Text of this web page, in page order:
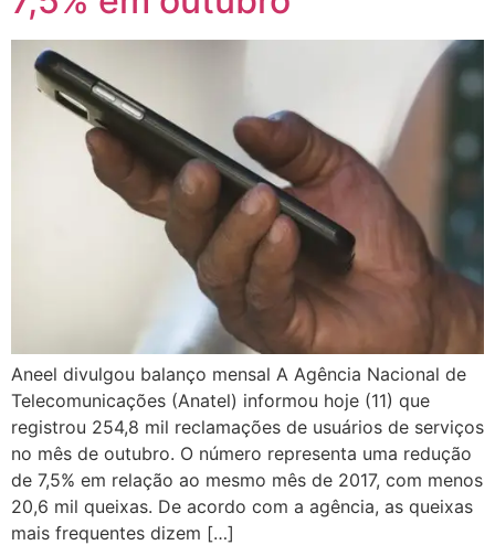
Aneel divulgou balanço mensal A Agência Nacional de
Telecomunicações (Anatel) informou hoje (11) que
registrou 254,8 mil reclamações de usuários de serviços
no mês de outubro. O número representa uma redução
de 7,5% em relação ao mesmo mês de 2017, com menos
20,6 mil queixas. De acordo com a agência, as queixas
mais frequentes dizem […]